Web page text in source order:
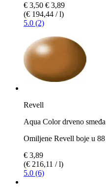
€ 3,50 € 3,89
(€ 194,44 / l)
5.0 (2)
Revell
Aqua Color drveno
Omiljene Revell boje u
€ 3,89
(€ 216,11 / l)
5.0 (6)